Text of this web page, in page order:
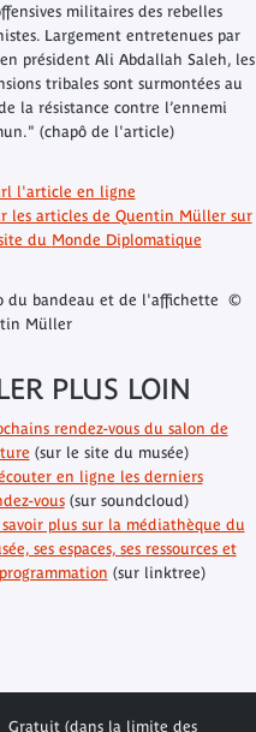
militaires des rebelles
Largement entretenues par
président Ali Abdallah Saleh, les
tribales sont surmontées au
la résistance contre l’ennemi
(chapô de l'article)
l'article en ligne
les articles de Quentin Müller sur
du Monde Diplomatique
du bandeau et de l'affichette ©
Müller
PLUS LOIN
rendez-vous du salon de
(sur le site du musée)
en ligne les derniers
vous(sur soundcloud)
savoir plus sur la médiathèque du
ses espaces, ses ressources et
(sur linktree)
Gratuit (dans la limite des